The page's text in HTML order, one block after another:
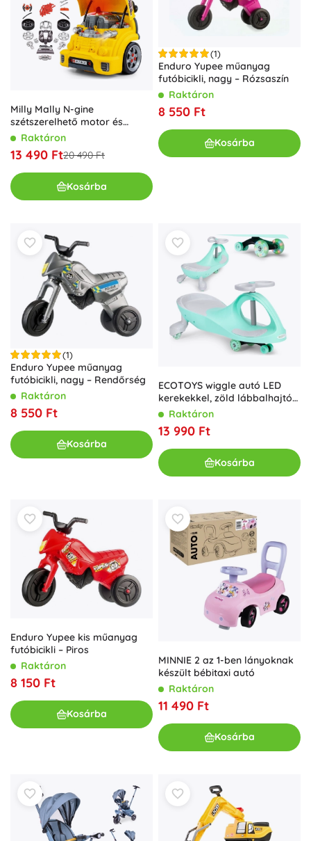
Milly Mally N-gine
szétszerelhető motor és
műhely – sárga
Raktáron
13 490 Ft20 490 Ft
Kosárba
(1)
Enduro Yupee műanyag
futóbicikli, nagy – Rózsaszín
Raktáron
8 550 Ft
Kosárba
(1)
Enduro Yupee műanyag
futóbicikli, nagy – Rendőrség
Raktáron
8 550 Ft
Kosárba
ECOTOYS wiggle autó LED
kerekekkel, zöld lábbalhajtós
jármű
Raktáron
13 990 Ft
Kosárba
Enduro Yupee kis műanyag
futóbicikli – Piros
Raktáron
8 150 Ft
Kosárba
MINNIE 2 az 1-ben lányoknak
készült bébitaxi autó
Raktáron
11 490 Ft
Kosárba